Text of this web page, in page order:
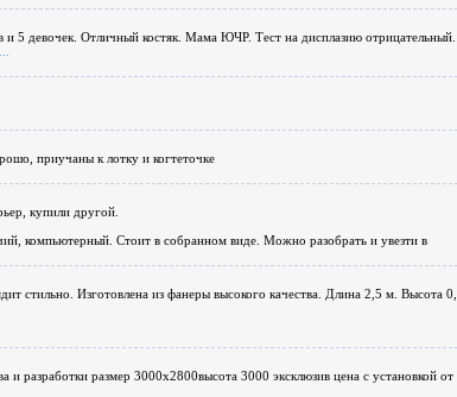
девочек. Отличный костяк. Мама ЮЧР. Тест на дисплазию отрицательный.
приучаны к лотку и когтеточке
купили другой.
компьютерный. Стоит в собранном виде. Можно разобрать и увезти в
стильно. Изготовлена из фанеры высокого качества. Длина 2,5 м.
разработки размер 3000х2800высота 3000 эксклюзив цена с установкой